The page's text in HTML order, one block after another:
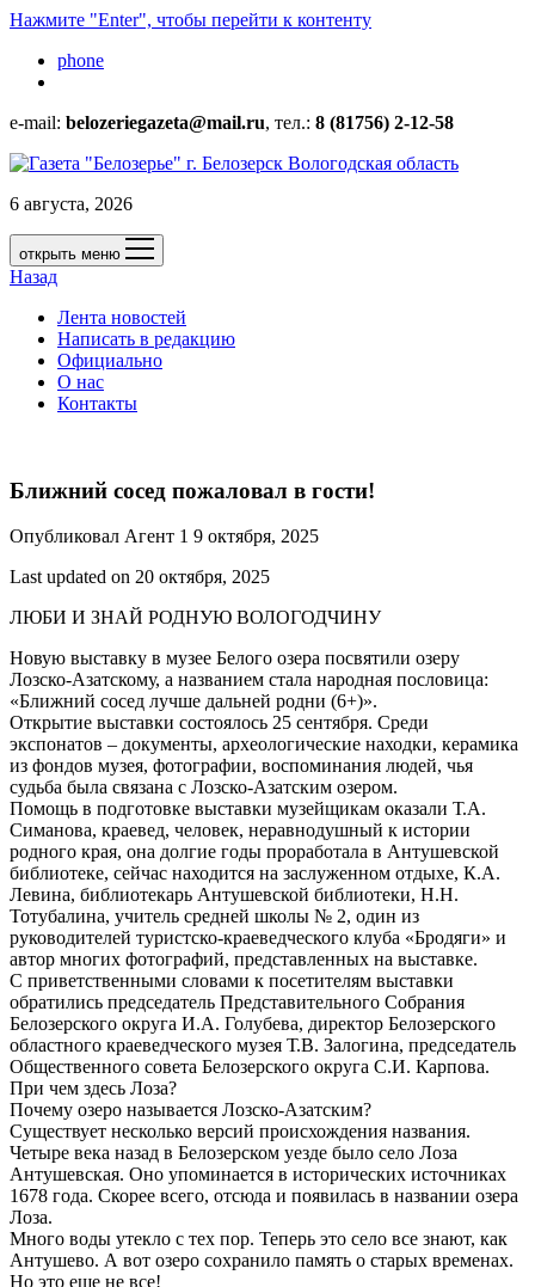
Нажмите "Enter", чтобы перейти к контенту
phone
e-mail: belozeriegazeta@mail.ru, тел.: 8 (81756) 2-12-58
6 августа, 2026
открыть меню
Назад
Лента новостей
Написать в редакцию
Официально
О нас
Контакты
Ближний сосед пожаловал в гости!
Опубликовал Агент 1 9 октября, 2025
Last updated on 20 октября, 2025
ЛЮБИ И ЗНАЙ РОДНУЮ ВОЛОГОДЧИНУ
Новую выставку в музее Белого озера посвятили озеру
Лозско-Азатскому, а названием стала народная пословица:
«Ближний сосед лучше дальней родни (6+)».
Открытие выставки состоялось 25 сентября. Среди
экспонатов – документы, археологические находки, керамика
из фондов музея, фотографии, воспоминания людей, чья
судьба была связана с Лозско-Азатским озером.
Помощь в подготовке выставки музейщикам оказали Т.А.
Симанова, краевед, человек, неравнодушный к истории
родного края, она долгие годы проработала в Антушевской
библиотеке, сейчас находится на заслуженном отдыхе, К.А.
Левина, библиотекарь Антушевской библиотеки, Н.Н.
Тотубалина, учитель средней школы № 2, один из
руководителей туристско-краеведческого клуба «Бродяги» и
автор многих фотографий, представленных на выставке.
С приветственными словами к посетителям выставки
обратились председатель Представительного Собрания
Белозерского округа И.А. Голубева, директор Белозерского
областного краеведческого музея Т.В. Залогина, председатель
Общественного совета Белозерского округа С.И. Карпова.
При чем здесь Лоза?
Почему озеро называется Лозско-Азатским?
Существует несколько версий происхождения названия.
Четыре века назад в Белозерском уезде было село Лоза
Антушевская. Оно упоминается в исторических источниках
1678 года. Скорее всего, отсюда и появилась в названии озера
Лоза.
Много воды утекло с тех пор. Теперь это село все знают, как
Антушево. А вот озеро сохранило память о старых временах.
Но это еще не все!